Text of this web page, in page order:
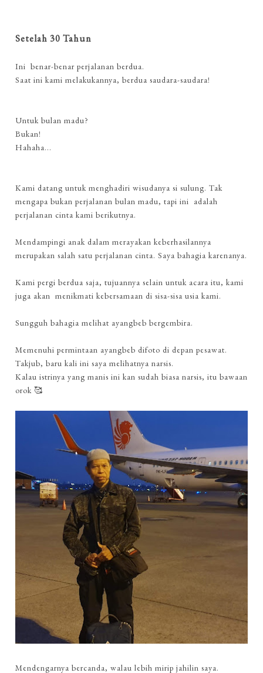
Setelah 30 Tahun
Ini benar-benar perjalanan berdua.
Saat ini kami melakukannya, berdua saudara-saudara!
Untuk bulan madu?
Bukan!
Hahaha...
Kami datang untuk menghadiri wisudanya si sulung. Tak
mengapa bukan perjalanan bulan madu, tapi ini adalah
perjalanan cinta kami berikutnya.
Mendampingi anak dalam merayakan keberhasilannya
merupakan salah satu perjalanan cinta. Saya bahagia karenanya.
Kami pergi berdua saja, tujuannya selain untuk acara itu, kami
juga akan menikmati kebersamaan di sisa-sisa usia kami.
Sungguh bahagia melihat ayangbeb bergembira.
Memenuhi permintaan ayangbeb difoto di depan pesawat.
Takjub, baru kali ini saya melihatnya narsis.
Kalau istrinya yang manis ini kan sudah biasa narsis, itu bawaan
orok 🥰
Mendengarnya bercanda, walau lebih mirip jahilin saya.